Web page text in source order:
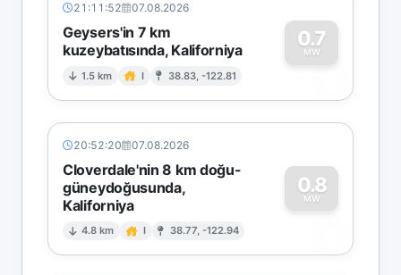
21:11:52 07.08.2026
Geysers'in 7 km
kuzeybatısında, Kaliforniya
1.5 km I 38.83, -122.81
0.7
MW
0
20:52:20 07.08.2026
Cloverdale'nin 8 km doğu-
güneydoğusunda,
Kaliforniya
4.8 km I 38.77, -122.94
0.8
MW
0